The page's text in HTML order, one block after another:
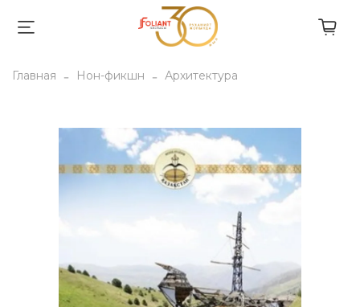
Главная Нон-фикшн Архитектура